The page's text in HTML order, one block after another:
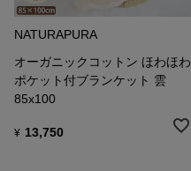
NATURAPURA
オーガニックコットン ほわほわ
ポケット付ブランケット 雲
85x100
¥ 13,750